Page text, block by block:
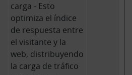
carga - Esto
optimiza el índice
de respuesta entre
el visitante y la
web, distribuyendo
la carga de tráfico